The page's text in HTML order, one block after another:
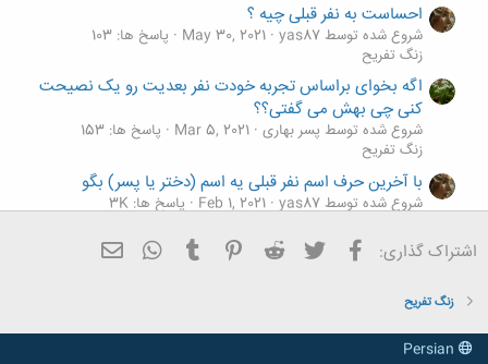
احساست به نفر قبلی چیه ؟
شروع شده توسط yas87 May 30, 2021
پاسخ ها: 103
زنگ تفريح
اگه بخوای براساس تجربه خودت نفر بعدیت رو یک نصیحت
کنی چی بهش می گفتی؟؟
شروع شده توسط پسر بهاری Mar 5, 2021
پاسخ ها: 153
زنگ تفريح
با آخرین حرف اسم نفر قبلی یه اسم (دختر یا پسر) بگو
شروع شده توسط yas87 Feb 1, 2021
پاسخ ها: 3K
اگه بخوای به نفر قبلی ی هدیه بدی از1تا20چه شماره ای رو
شروع شده توسط Hidden energy
اشتراک گذاری: فیسبوک تویتر Reddit
Pinterest
Tumblr
WhatsApp
زنگ تفريح